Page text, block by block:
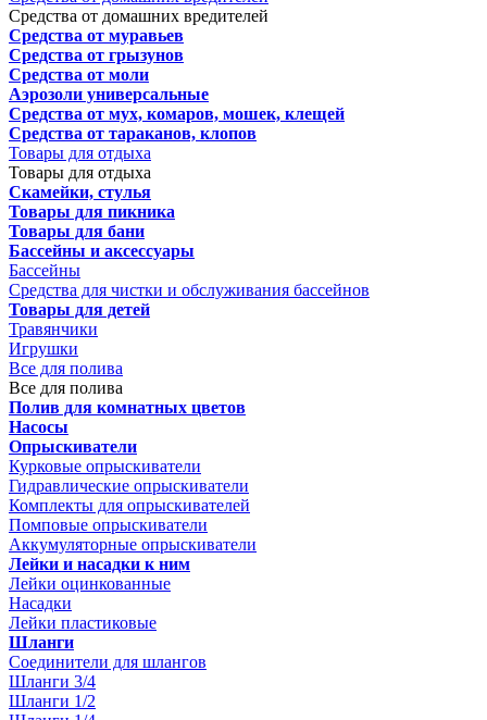
Средства от домашних вредителей
Средства от муравьев
Средства от грызунов
Средства от моли
Аэрозоли универсальные
Средства от мух, комаров, мошек, клещей
Средства от тараканов, клопов
Товары для отдыха
Товары для отдыха
Скамейки, стулья
Товары для пикника
Товары для бани
Бассейны и аксессуары
Бассейны
Средства для чистки и обслуживания бассейнов
Товары для детей
Травянчики
Игрушки
Все для полива
Все для полива
Полив для комнатных цветов
Насосы
Опрыскиватели
Курковые опрыскиватели
Гидравлические опрыскиватели
Комплекты для опрыскивателей
Помповые опрыскиватели
Аккумуляторные опрыскиватели
Лейки и насадки к ним
Лейки оцинкованные
Насадки
Лейки пластиковые
Шланги
Соединители для шлангов
Шланги 3/4
Шланги 1/2